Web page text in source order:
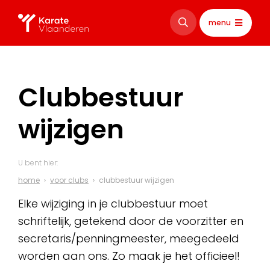
menu
Clubbestuur
wijzigen
U bent hier:
home
voor clubs clubbestuur wijzigen
Elke wijziging in je clubbestuur moet
schriftelijk, getekend door de voorzitter en
secretaris/penningmeester, meegedeeld
worden aan ons. Zo maak je het officieel!